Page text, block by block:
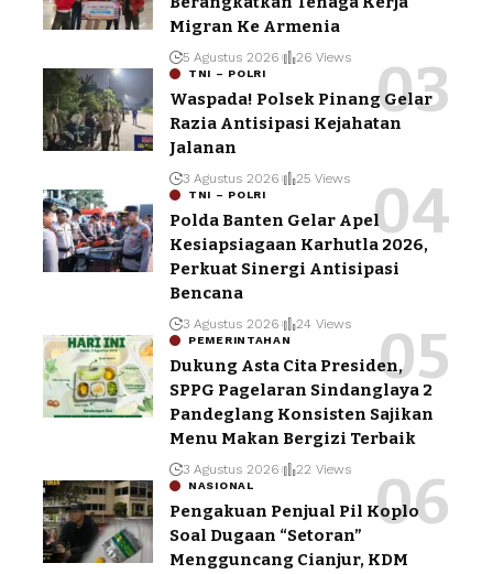
Migran Ke Armenia
5 Agustus 2026 26 Views
TNI – POLRI
Waspada! Polsek Pinang Gelar
Razia Antisipasi Kejahatan
Jalanan
3 Agustus 2026 25 Views
TNI – POLRI
Polda Banten Gelar Apel
Kesiapsiagaan Karhutla 2026,
Perkuat Sinergi Antisipasi
Bencana
3 Agustus 2026 24 Views
PEMERINTAHAN
Dukung Asta Cita Presiden,
SPPG Pagelaran Sindanglaya 2
Pandeglang Konsisten Sajikan
Menu Makan Bergizi Terbaik
3 Agustus 2026 22 Views
NASIONAL
Pengakuan Penjual Pil Koplo
Soal Dugaan “Setoran”
Mengguncang Cianjur, KDM